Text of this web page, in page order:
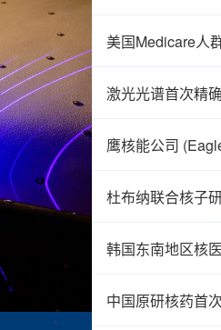
美国Medicare人